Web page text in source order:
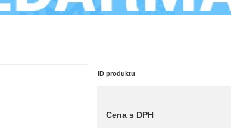
ID produktu
Cena s DPH